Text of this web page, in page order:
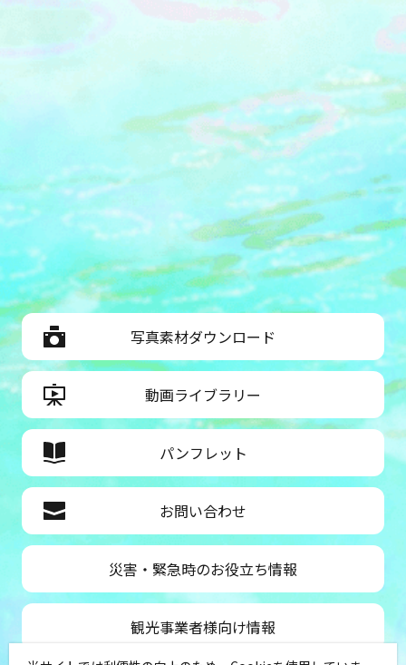
写真素材ダウンロード
動画ライブラリー
パンフレット
お問い合わせ
災害・緊急時のお役立ち情報
観光事業者様向け情報